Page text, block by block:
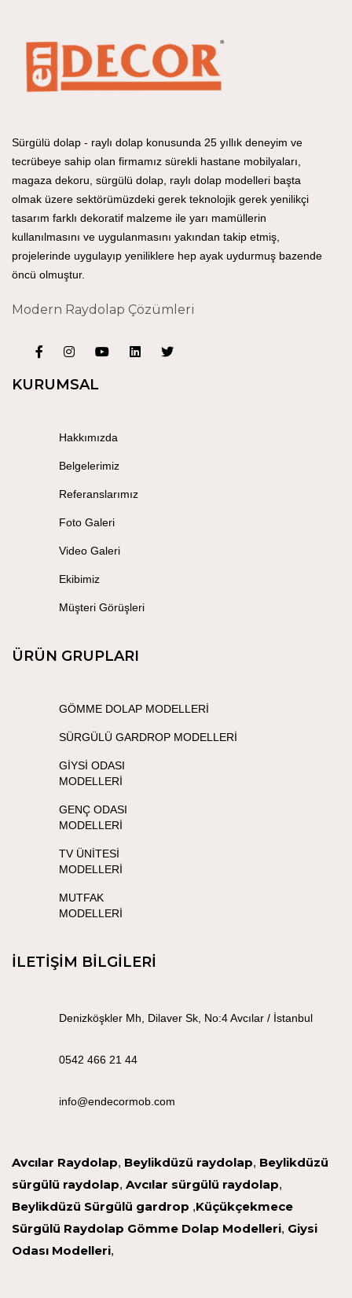
Sürgülü dolap - raylı dolap konusunda 25 yıllık deneyim ve
tecrübeye sahip olan firmamız sürekli hastane mobilyaları,
magaza dekoru, sürgülü dolap, raylı dolap modelleri başta
olmak üzere sektörümüzdeki gerek teknolojik gerek yenilikçi
tasarım farklı dekoratif malzeme ile yarı mamüllerin
kullanılmasını ve uygulanmasını yakından takip etmiş,
projelerinde uygulayıp yeniliklere hep ayak uydurmuş bazende
öncü olmuştur.
Modern Raydolap Çözümleri
KURUMSAL
Hakkımızda
Belgelerimiz
Referanslarımız
Foto Galeri
Video Galeri
Ekibimiz
Müşteri Görüşleri
ÜRÜN GRUPLARI
GÖMME DOLAP MODELLERİ
SÜRGÜLÜ GARDROP MODELLERİ
GİYSİ ODASI
MODELLERİ
GENÇ ODASI
MODELLERİ
TV ÜNİTESİ
MODELLERİ
MUTFAK
MODELLERİ
İLETİŞİM BİLGİLERİ
Denizköşkler Mh, Dilaver Sk, No:4 Avcılar / İstanbul
0542 466 21 44
info@endecormob.com
Avcılar Raydolap, Beylikdüzü raydolap, Beylikdüzü
sürgülü raydolap, Avcılar sürgülü raydolap,
Beylikdüzü Sürgülü gardrop ,Küçükçekmece
Sürgülü Raydolap Gömme Dolap Modelleri, Giysi
Odası Modelleri,